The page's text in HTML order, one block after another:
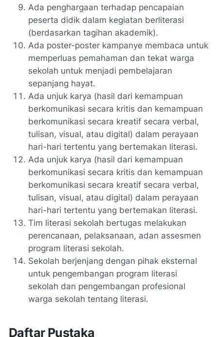
Ada penghargaan terhadap pencapaian
peserta didik dalam kegiatan berliterasi
(berdasarkan tagihan akademik).
Ada poster-poster kampanye membaca untuk
memperluas pemahaman dan tekat warga
sekolah untuk menjadi pembelajaran
sepanjang hayat.
Ada unjuk karya (hasil dari kemampuan
berkomunikasi secara kritis dan kemampuan
berkomunikasi secara kreatif secara verbal,
tulisan, visual, atau digital) dalam perayaan
hari-hari tertentu yang bertemakan literasi.
Ada unjuk karya (hasil dari kemampuan
berkomunikasi secara kritis dan kemampuan
berkomunikasi secara kreatif secara verbal,
tulisan, visual, atau digital) dalam perayaan
hari-hari tertentu yang bertemakan literasi.
Tim literasi sekolah bertugas melakukan
perencanaan, pelaksanaan, adan assesmen
program literasi sekolah.
Sekolah berjenjang dengan pihak eksternal
untuk pengembangan program literasi
sekolah dan pengembangan profesional
warga sekolah tentang literasi.
Daftar Pustaka